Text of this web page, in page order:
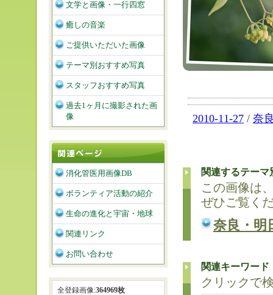
2010-11-27 / 奈
関連するテーマ
この画像は
ぜひご覧く
奈良・明
関連キーワード
クリックで
文学と画像・一行四窓
癒しの音楽
ご提供いただいた画像
テーマ別おすすめ写真
スタッフおすすめ写真
過去1ヶ月に撮影された画
像
消化管医用画像DB
ボランティア活動の紹介
生命の進化と宇宙・地球
関連リンク
お問い合わせ
全登録画像:364969枚